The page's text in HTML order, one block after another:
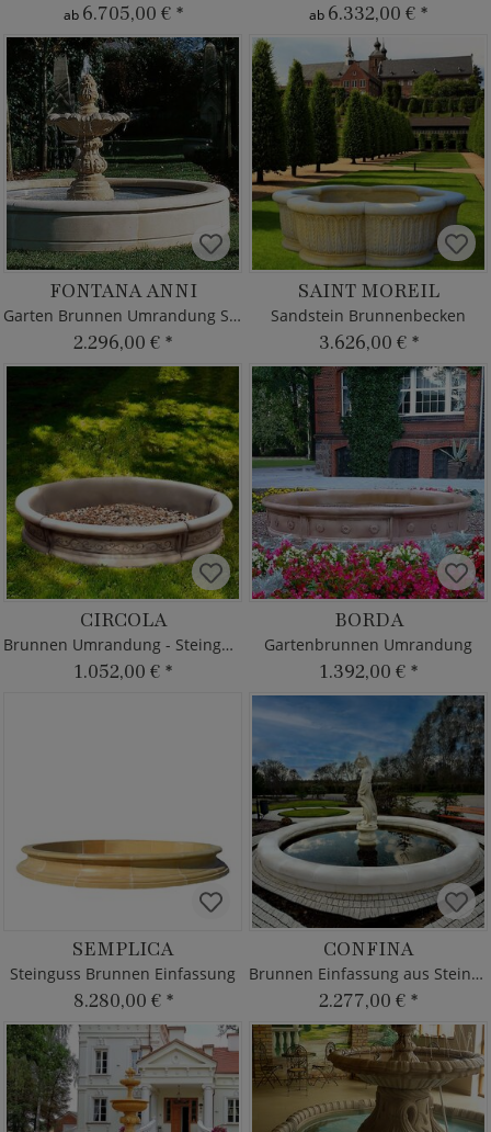
ab 6.705,00 € * ab 6.332,00 € *
FONTANA ANNI
Garten Brunnen Umrandung Sandstein
2.296,00 € *
SAINT MOREIL
Sandstein Brunnenbecken
3.626,00 € *
CIRCOLA
Brunnen Umrandung - Steinguss
1.052,00 € *
BORDA
Gartenbrunnen Umrandung
1.392,00 € *
SEMPLICA
Steinguss Brunnen Einfassung
8.280,00 € *
CONFINA
Brunnen Einfassung aus Steinguss
2.277,00 € *